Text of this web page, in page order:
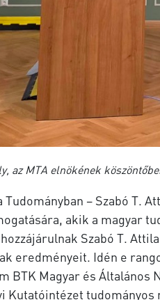
az MTA elnökének
Tudományban – Szabó T.
akik a magyar
Szabó T.
eredményeit. Idén e
BTK Magyar és
Kutatóintézet